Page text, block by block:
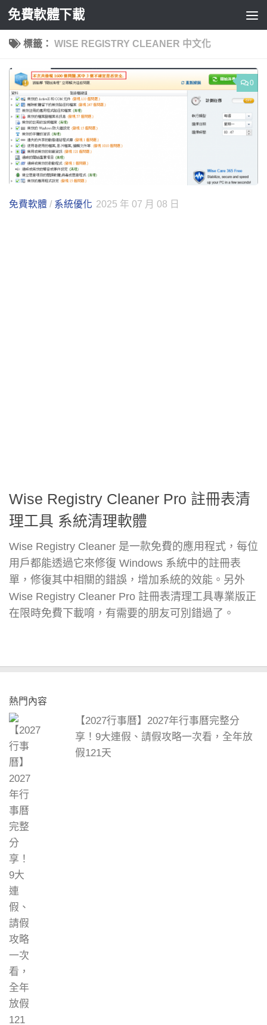
Skip to content
免費軟體下載
標籤： WISE REGISTRY CLEANER 中文化
0
免費軟體 / 系統優化 2025 年 07 月 08 日
Wise Registry Cleaner Pro 註冊表清
理工具 系統清理軟體
Wise Registry Cleaner 是一款免費的應用程式，每位
用戶都能透過它來修復 Windows 系統中的註冊表
單，修復其中相關的錯誤，增加系統的效能。另外
Wise Registry Cleaner Pro 註冊表清理工具專業版正
在限時免費下載唷，有需要的朋友可別錯過了。
熱門內容
【2027行事曆】2027年行事曆完整分
享！9大連假、請假攻略一次看，全年放
假121天